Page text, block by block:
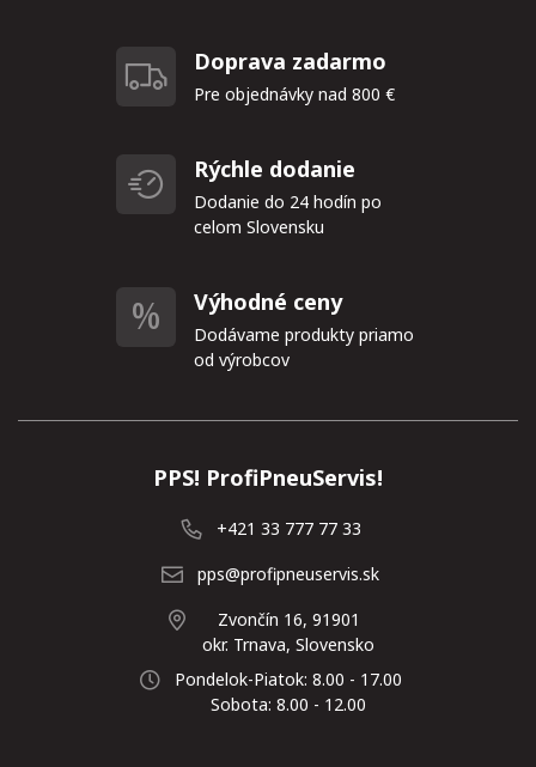
Doprava zadarmo
Pre objednávky nad 800 €
Rýchle dodanie
Dodanie do 24 hodín po
celom Slovensku
Výhodné ceny
Dodávame produkty priamo
od výrobcov
PPS! ProfiPneuServis!
+421 33 777 77 33
pps@profipneuservis.sk
Zvončín 16, 91901
okr. Trnava, Slovensko
Pondelok-Piatok: 8.00 - 17.00
Sobota: 8.00 - 12.00